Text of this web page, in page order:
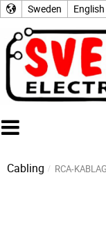
Sweden English
Cabling RCA-